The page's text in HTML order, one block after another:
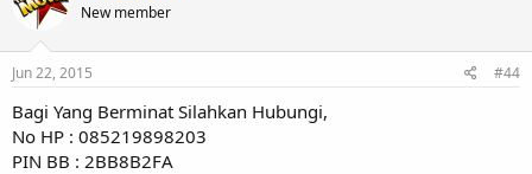
New member
Jun 22, 2015 #44
Bagi Yang Berminat Silahkan Hubungi,
No HP : 085219898203
PIN BB : 2BB8B2FA